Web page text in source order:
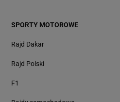
SPORTY MOTOROWE
Rajd Dakar
Rajd Polski
F1